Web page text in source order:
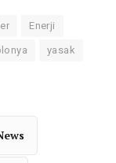
Enerji
yasak